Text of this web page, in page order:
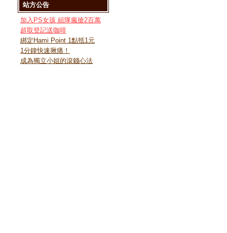
站方公告
加入PS女孩 組隊瘋搶2百萬
超取登記送咖啡
綁定Hami Point 1點抵1元
1分鐘快速揪痛！
成為獨立小姐的滾錢心法